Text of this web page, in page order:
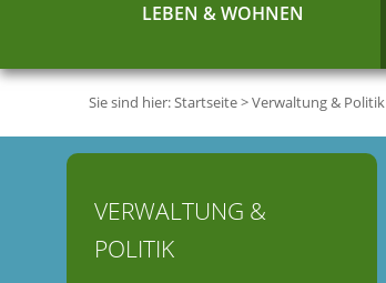
LEBEN & WOHNEN
Sie sind hier:Startseite>Verwaltung & Politik
VERWALTUNG &
POLITIK